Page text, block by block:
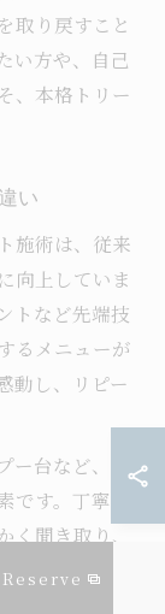
取り戻すこと
い方や、自己
、本格トリー
い
施術は、従来
向上していま
トなど先端技
るメニューが
動し、リピー
台など、リ
す。丁寧な
聞き取り、
して任せられ
Reserve